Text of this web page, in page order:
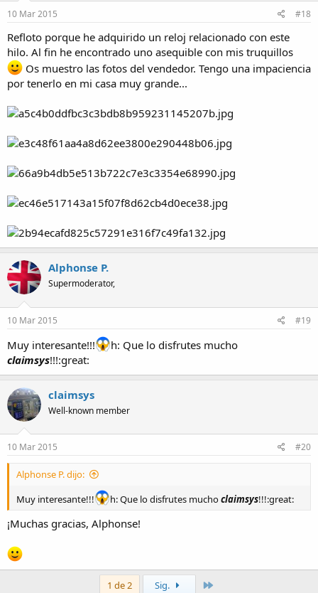
10 Mar 2015 #18
Refloto porque he adquirido un reloj relacionado con este
hilo. Al fin he encontrado uno asequible con mis truquillos
Os muestro las fotos del vendedor. Tengo una impaciencia
por tenerlo en mi casa muy grande...
Alphonse P.
Supermoderator,
10 Mar 2015 #19
Muy interesante!!!
h: Que lo disfrutes mucho
claimsys!!!:great:
claimsys
Well-known member
10 Mar 2015 #20
Alphonse P. dijo:
Muy interesante!!!
h: Que lo disfrutes muchoclaimsys!!!:great:
¡Muchas gracias, Alphonse!
1 de 2 Sig.